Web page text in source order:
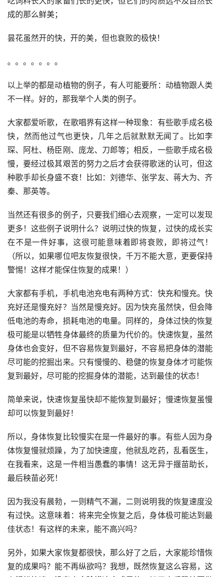
成的那么鲜美；
昙花虽然开的快，开的美，但也衰败的极快！
。。。。。。。
以上举的都是动植物的例子，有人可能要所：动植物跟人类
不一样。好的，那我举个人类的例子。
大家都爱听歌，在歌唱界有这样一种现象：有些歌手成名极
快，然而他过气也更快，几年之后就默默无闻了。比如李
琛、阿杜、杨臣刚、庞龙、刀郎等；相反，一些歌手成名极
慢，要经过极其艰苦的努力之后才会获得歌迷的认可，但这
种歌手却长身盛不衰！比如：刘德华、张学友、蒋大为、齐
秦、那英等。
当然还有很多的例子，只要我们细心去观察，一定可以发现
更多！这些例子说明什么？说明过快的恢复，过快的成长实
在不是一件好事，这很可能意味着即将衰败，即将过气！
（所以，如果哪位吧友恢复很快，千万不能大意，更要保持
警惕！这样才能保住恢复的成果！）
大家都有手机，手机电池充电有两种方式：快充和慢充。快
充好还是慢充好？当然是慢充好。因为快充虽然快，但会降
低电池的寿命，损耗电池的电量。同样的，身体过快的恢复
极可能是以牺牲身体最终的质量为代价的。快速恢复，虽然
身体也会变好，但不容易恢复到最好，不容易把身体的潜能
尽可能的挖掘出来。只有慢慢的、稳健的恢复身体才可能恢
复到最好，尽可能的挖掘身体的潜能，达到最佳的状态！
简单来说，快速恢复虽快却不能恢复到最好；慢速恢复虽慢
却可以恢复到最好！
所以，身体恢复比较慢实在是一件最好的事。有些人因为身
体恢复慢就烦躁，为了加快速度，他就乱吃药，乱看医生，
在我看来，这是一件相当愚蠢的事情！这无异于揠苗助长，
最后秧苗必死！
因为我没有晨勃，一则精气不漏，二则说明我的恢复速度没
有过快。这意味着：将来完全恢复之后，身体极可能达到最
佳状态！有这样的未来，能不高兴吗？
另外，如果大家恢复都很快，那么好了之后，大家能珍惜恢
复的成果吗？能不再纵欲吗？我想，既然恢复这么容易，这